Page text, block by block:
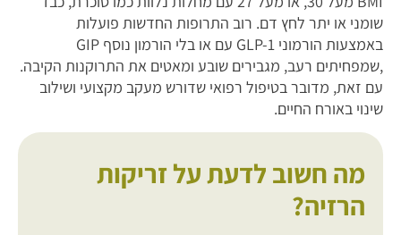
שומני או יתר לחץ דם. רוב התרופות החדשות פועלות
באמצעות הורמוני GLP-1 עם או בלי הורמון נוסף GIP
,שמפחיתים רעב, מגבירים שובע ומאטים את התרוקנות הקיבה.
עם זאת, מדובר בטיפול רפואי שדורש מעקב מקצועי ושילוב
שינוי באורח החיים.
מה חשוב לדעת על זריקות
הרזיה?